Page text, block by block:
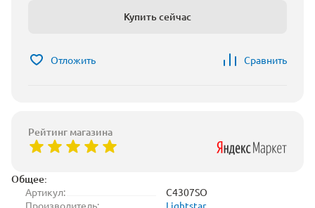
Общее:
Артикул:
C4307SO
Производитель:
Lightstar
Купить сейчас
Отложить Сравнить
Рейтинг магазина